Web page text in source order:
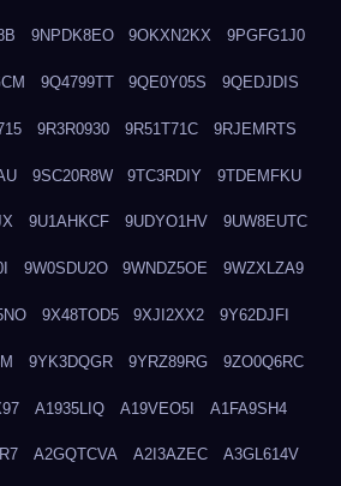
9NPDK8EO 9OKXN2KX 9PGFG1J0
9Q4799TT 9QE0Y05S 9QEDJDIS
9R3R0930 9R51T71C 9RJEMRTS
9SC20R8W 9TC3RDIY 9TDEMFKU
9U1AHKCF 9UDYO1HV 9UW8EUTC
9W0SDU2O 9WNDZ5OE 9WZXLZA9
9X48TOD5 9XJI2XX2 9Y62DJFI
9YK3DQGR 9YRZ89RG 9ZO0Q6RC
A1935LIQ A19VEO5I A1FA9SH4
A2GQTCVA A2I3AZEC A3GL614V